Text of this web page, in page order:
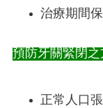
治療期間
預防牙關緊閉之
正常人口